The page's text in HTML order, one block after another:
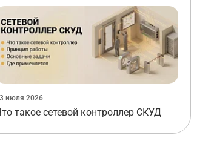
июля 2026
такое сетевой контроллер СКУД